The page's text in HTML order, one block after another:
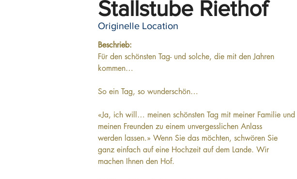
Stallstube Riethof
Originelle Location
Beschrieb:
Für den schönsten Tag- und solche, die mit den Jahren
kommen…
So ein Tag, so wunderschön…
«Ja, ich will… meinen schönsten Tag mit meiner Familie und
meinen Freunden zu einem unvergesslichen Anlass
werden lassen.» Wenn Sie das möchten, schwören Sie
ganz einfach auf eine Hochzeit auf dem Lande. Wir
machen Ihnen den Hof.